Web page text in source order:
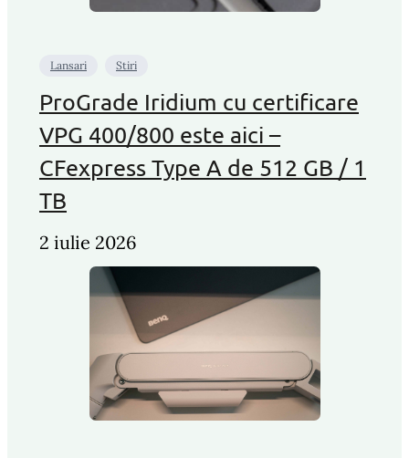
Lansari Stiri
ProGrade Iridium cu certificare
VPG 400/800 este aici –
CFexpress Type A de 512 GB / 1
TB
2 iulie 2026